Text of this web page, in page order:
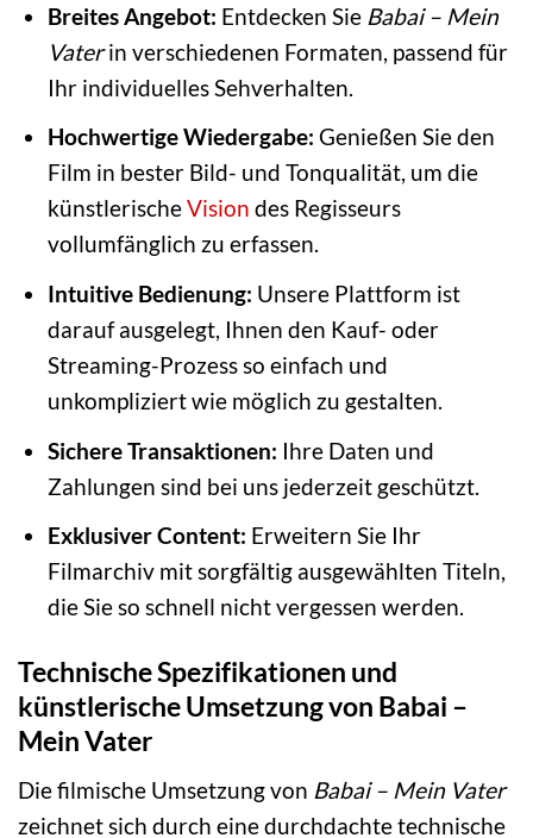
Breites Angebot: Entdecken Sie Babai – Mein
Vaterin verschiedenen Formaten, passend für
Ihr individuelles Sehverhalten.
Hochwertige Wiedergabe: Genießen Sie den
Film in bester Bild- und Tonqualität, um die
künstlerischeVision des Regisseurs
vollumfänglich zu erfassen.
Intuitive Bedienung: Unsere Plattform ist
darauf ausgelegt, Ihnen den Kauf- oder
Streaming-Prozess so einfach und
unkompliziert wie möglich zu gestalten.
Sichere Transaktionen: Ihre Daten und
Zahlungen sind bei uns jederzeit geschützt.
Exklusiver Content: Erweitern Sie Ihr
Filmarchiv mit sorgfältig ausgewählten Titeln,
die Sie so schnell nicht vergessen werden.
Technische Spezifikationen und
künstlerische Umsetzung von Babai –
Mein Vater
Die filmische Umsetzung von Babai – Mein Vater
zeichnet sich durch eine durchdachte technische